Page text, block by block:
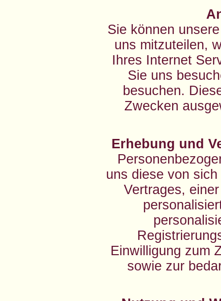
Sie können
uns mitzuteilen,
Ihres Internet
Sie uns
besuchen.
Zwecken
Erhebung und
uns diese von
Vertrages,
Einwilligung zum
sowie zur